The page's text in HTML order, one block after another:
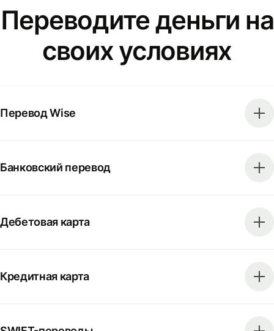
Переводите деньги на
своих условиях
Перевод Wise
Банковский перевод
Дебетовая карта
Кредитная карта